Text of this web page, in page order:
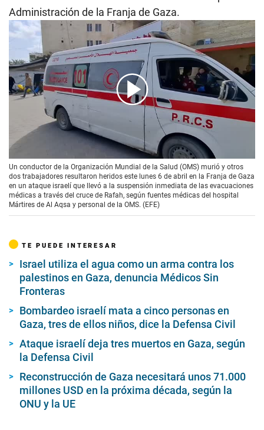
Administración de la Franja de Gaza.
Un conductor de la Organización Mundial de la Salud (OMS) murió y otros
dos trabajadores resultaron heridos este lunes 6 de abril en la Franja de Gaza
en un ataque israelí que llevó a la suspensión inmediata de las evacuaciones
médicas a través del cruce de Rafah, según fuentes médicas del hospital
Mártires de Al Aqsa y personal de la OMS. (EFE)
TE PUEDE INTERESAR
Israel utiliza el agua como un arma contra los
palestinos en Gaza, denuncia Médicos Sin
Fronteras
Bombardeo israelí mata a cinco personas en
Gaza, tres de ellos niños, dice la Defensa Civil
Ataque israelí deja tres muertos en Gaza, según
la Defensa Civil
Reconstrucción de Gaza necesitará unos 71.000
millones USD en la próxima década, según la
ONU y la UE